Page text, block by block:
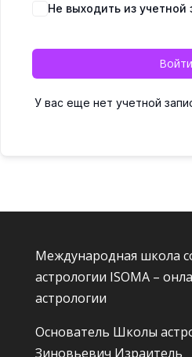
Не выходить из учетной
Войти
У вас еще нет учетной
Международная школа
астрологии ISOMA –
астрологии
Основатель Школы
Зиновьевич Израитель